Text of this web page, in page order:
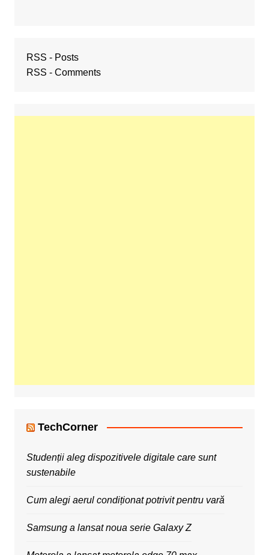
RSS - Posts
RSS - Comments
TechCorner
Studenții aleg dispozitivele digitale care sunt
sustenabile
Cum alegi aerul condiționat potrivit pentru vară
Samsung a lansat noua serie Galaxy Z